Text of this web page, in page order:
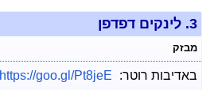
3. לינקים דפדפן
מבזק
באדיבות רוטר: https://goo.gl/Pt8jeE